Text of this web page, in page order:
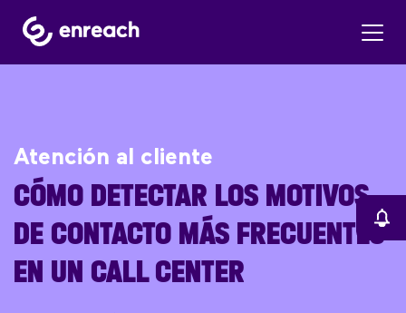
Atención al cliente
CÓMO DETECTAR LOS MOTIVOS
DE CONTACTO MÁS FRECUENTES
EN UN CALL CENTER